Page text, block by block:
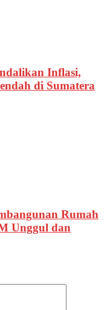
Inflasi,
di Sumatera
Rumah
Unggul dan